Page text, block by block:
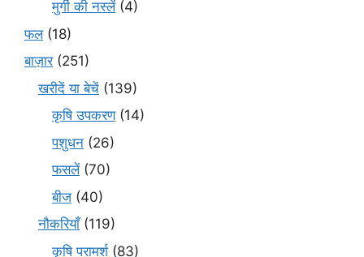
मुर्गी की नस्लें(4)
फल(18)
बाज़ार(251)
खरीदें या बेचें (139)
कृषि उपकरण(14)
पशुधन (26)
फसलें(70)
बीज (40)
नौकरियाँ(119)
कृषि परामर्श(83)